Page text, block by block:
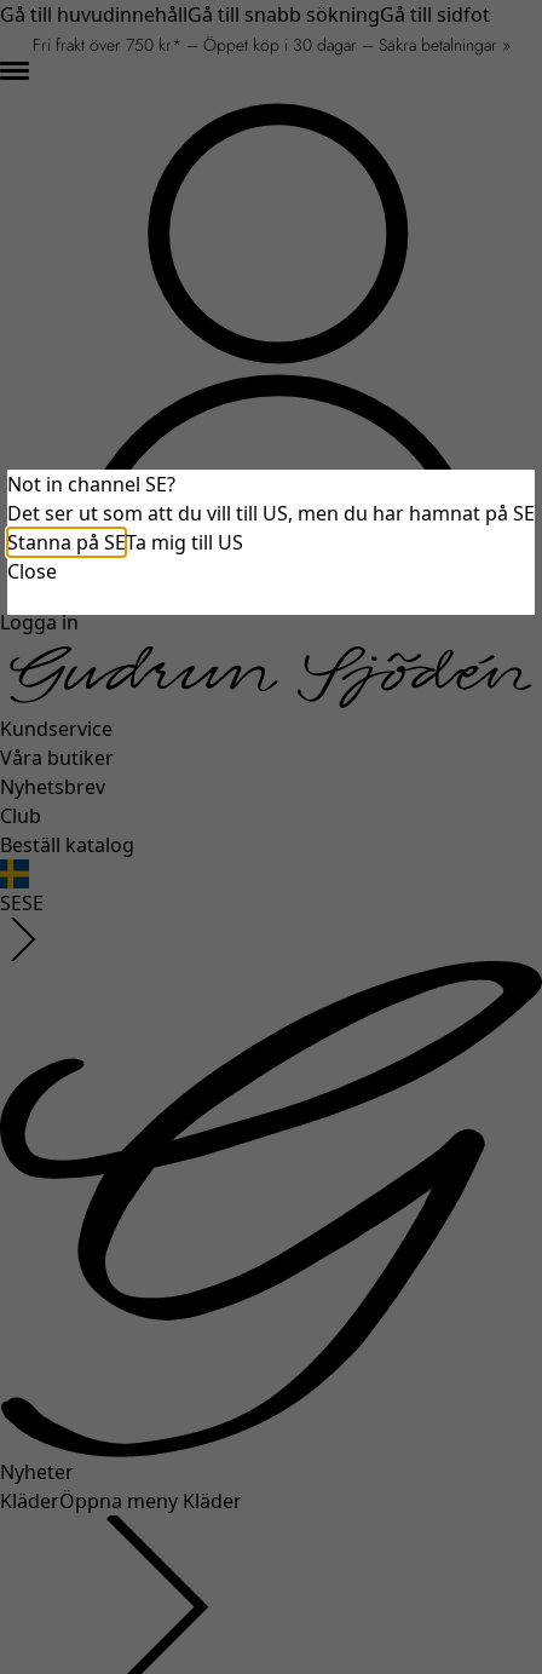
Gå till huvudinnehållGå till snabb sökningGå till sidfot
Fri frakt över 750 kr* – Öppet köp i 30 dagar – Säkra betalningar »
Logga in
Kundservice
Våra butiker
Nyhetsbrev
Club
Beställ katalog
SESE
Nyheter
KläderÖppna meny Kläder
Not in channel SE?
Det ser ut som att du vill till US, men du har hamnat på SE
Stanna på SETa mig till US
Close
An unexpected error occurred.
unexpectederror.buttontext